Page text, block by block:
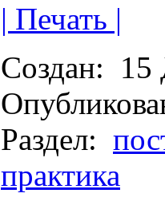
| Печать |
Создан:
15
Раздел:
практика